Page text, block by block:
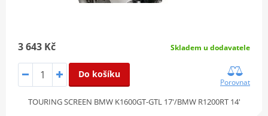
3 643 Kč Skladem u dodavatele
Do košíku
Porovnat
TOURING SCREEN BMW K1600GT-GTL 17'/BMW R1200RT 14'